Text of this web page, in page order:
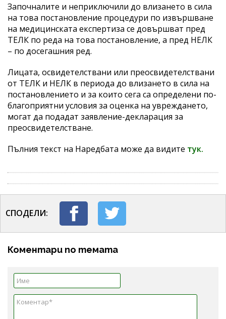
Започналите и неприключили до влизането в сила
на това постановление процедури по извършване
на медицинската експертиза се довършват пред
ТЕЛК по реда на това постановление, а пред НЕЛК
– по досегашния ред.
Лицата, освидетелствани или преосвидетелствани
от ТЕЛК и НЕЛК в периода до влизането в сила на
постановлението и за които сега са определени по-
благоприятни условия за оценка на увреждането,
могат да подадат заявление-декларация за
преосвидетелстване.
Пълния текст на Наредбата може да видите тук.
СПОДЕЛИ:
Коментари по темата